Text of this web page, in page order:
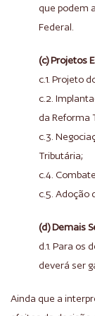
que podem
Federal.
(c) Projetos
c.1. Projeto
c.2.
da Reforma
c.3.
Tributária;
c.4.
c.5. Adoção
(d) Demais
d.1. Para os
deverá ser
Ainda que a